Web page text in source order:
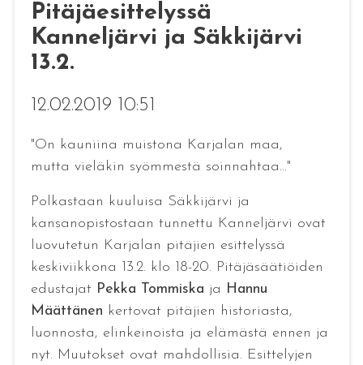
Pitäjäesittelyssä
Kanneljärvi ja Säkkijärvi
13.2.
12.02.2019 10:51
"On kauniina muistona Karjalan maa,
mutta vieläkin syömmestä soinnahtaa..."
Polkastaan kuuluisa Säkkijärvi ja
kansanopistostaan tunnettu Kanneljärvi ovat
luovutetun Karjalan pitäjien esittelyssä
keskiviikkona 13.2. klo 18-20. Pitäjäsäätiöiden
edustajat Pekka Tommiska ja Hannu
Määttänen kertovat pitäjien historiasta,
luonnosta, elinkeinoista ja elämästä ennen ja
nyt. Muutokset ovat mahdollisia. Esittelyjen